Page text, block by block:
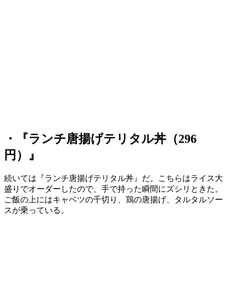
・『ランチ唐揚げテリタル丼（296
円）』
続いては『ランチ唐揚げテリタル丼』だ。こちらはライス大
盛りでオーダーしたので、手で持った瞬間にズシリときた。
ご飯の上にはキャベツの千切り、鶏の唐揚げ、タルタルソー
スが乗っている。